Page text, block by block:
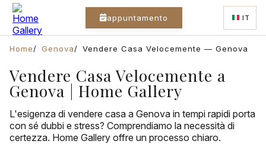
appuntamento IT
Home Genova Vendere Casa Velocemente — Genova
Vendere Casa Velocemente a
Genova | Home Gallery
L'esigenza di vendere casa a Genova in tempi rapidi porta
con sé dubbi e stress? Comprendiamo la necessità di
certezza. Home Gallery offre un processo chiaro.